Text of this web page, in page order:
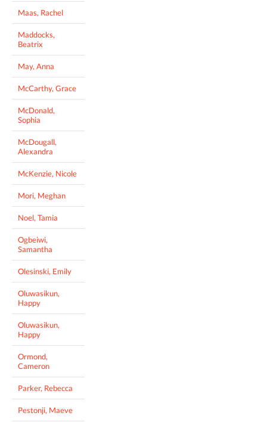
Maas, Rachel
Maddocks,
Beatrix
May, Anna
McCarthy, Grace
McDonald,
Sophia
McDougall,
Alexandra
McKenzie, Nicole
Mori, Meghan
Noel, Tamia
Ogbeiwi,
Samantha
Olesinski, Emily
Oluwasikun,
Happy
Oluwasikun,
Happy
Ormond,
Cameron
Parker, Rebecca
Pestonji, Maeve